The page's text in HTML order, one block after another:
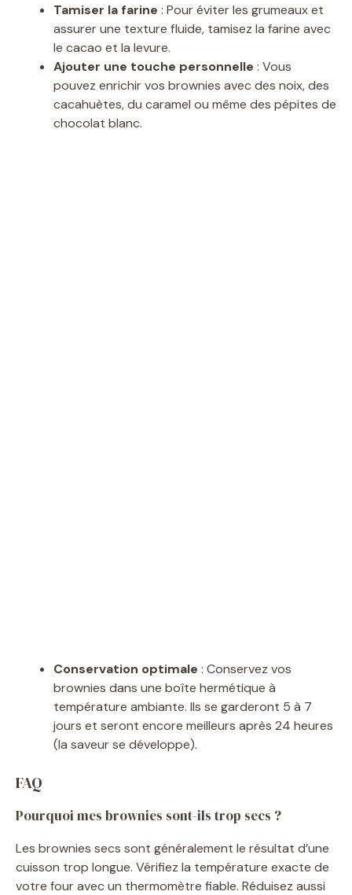
Tamiser la farine : Pour éviter les grumeaux et
assurer une texture fluide, tamisez la farine avec
le cacao et la levure.
Ajouter une touche personnelle : Vous
pouvez enrichir vos brownies avec des noix, des
cacahuètes, du caramel ou même des pépites de
chocolat blanc.
Conservation optimale : Conservez vos
brownies dans une boîte hermétique à
température ambiante. Ils se garderont 5 à 7
jours et seront encore meilleurs après 24 heures
(la saveur se développe).
FAQ
Pourquoi mes brownies sont-ils trop secs ?
Les brownies secs sont généralement le résultat d’une
cuisson trop longue. Vérifiez la température exacte de
votre four avec un thermomètre fiable. Réduisez aussi